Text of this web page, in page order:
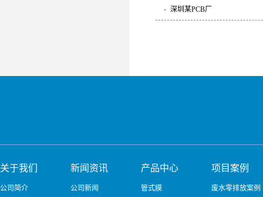
深圳某PCB厂
关于我们
公司简介
新闻资讯
公司新闻
产品中心
管式膜
项目案例
废水零排放案例